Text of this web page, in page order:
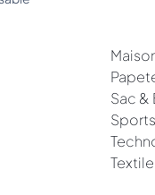
Sac &
Textile